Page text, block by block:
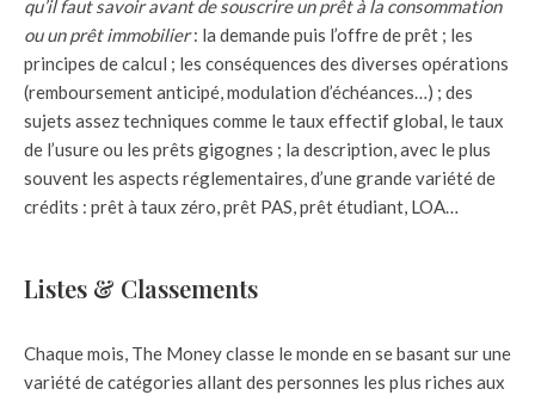
qu’il faut savoir avant de souscrire un prêt à la consommation
ou un prêt immobilier: la demande puis l’offre de prêt ; les
principes de calcul ; les conséquences des diverses opérations
(remboursement anticipé, modulation d’échéances…) ; des
sujets assez techniques comme le taux effectif global, le taux
de l’usure ou les prêts gigognes ; la description, avec le plus
souvent les aspects réglementaires, d’une grande variété de
crédits : prêt à taux zéro, prêt PAS, prêt étudiant, LOA…
Listes & Classements
Chaque mois, The Money classe le monde en se basant sur une
variété de catégories allant des personnes les plus riches aux